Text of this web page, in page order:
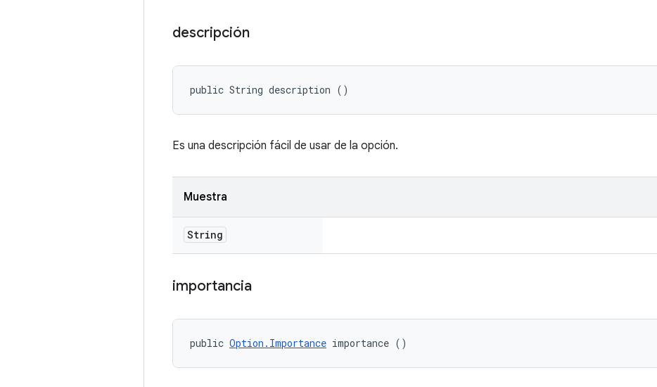
descripción
public String description ()
Es una descripción fácil de usar de la opción.
Muestra
String
importancia
public Option.Importance importance ()